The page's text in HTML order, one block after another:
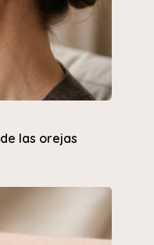
las orejas